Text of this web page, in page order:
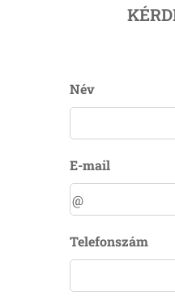
Név
E-mail
Telefonszám